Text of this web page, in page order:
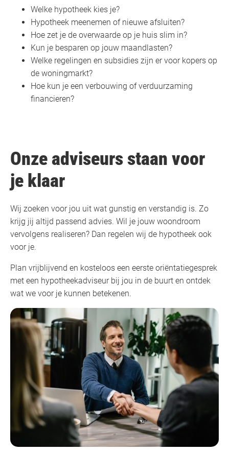
Welke hypotheek kies je?
Hypotheek meenemen of nieuwe afsluiten?
Hoe zet je de overwaarde op je huis slim in?
Kun je besparen op jouw maandlasten?
Welke regelingen en subsidies zijn er voor kopers op
de woningmarkt?
Hoe kun je een verbouwing of verduurzaming
financieren?
Onze adviseurs staan voor
je klaar
Wij zoeken voor jou uit wat gunstig en verstandig is. Zo
krijg jij altijd passend advies. Wil je jouw woondroom
vervolgens realiseren? Dan regelen wij de hypotheek ook
voor je.
Plan vrijblijvend en kosteloos een eerste oriëntatiegesprek
met een hypotheekadviseur bij jou in de buurt en ontdek
wat we voor je kunnen betekenen.